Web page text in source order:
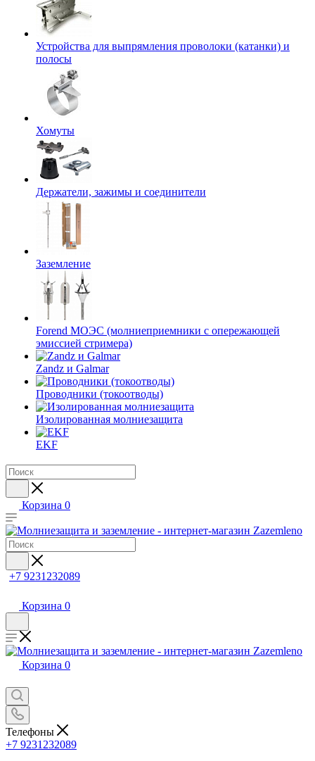
Устройства для выпрямления проволоки (катанки) и
полосы
Хомуты
Держатели, зажимы и соединители
Заземление
Forend МОЭС (молниеприемники с опережающей
эмиссией стримера)
Zandz и Galmar
Проводники (токоотводы)
Изолированная молниезащита
EKF
Корзина 0
+7 9231232089
Корзина 0
Корзина 0
Телефоны
+7 9231232089